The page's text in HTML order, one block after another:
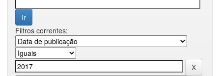
Filtros correntes: